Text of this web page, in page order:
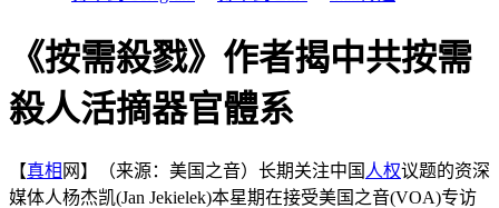
《按需殺戮》作者揭中共按需
殺人活摘器官體系
【真相 网】（来源：美国之音）长期关注中国 人权议题的资深
媒体人杨杰凯(Jan Jekielek)本星期在接受美国之音(VOA)专访